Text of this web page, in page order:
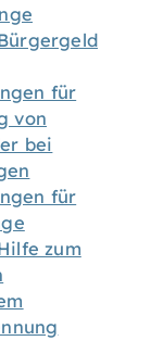
für
von
bei
für
zum